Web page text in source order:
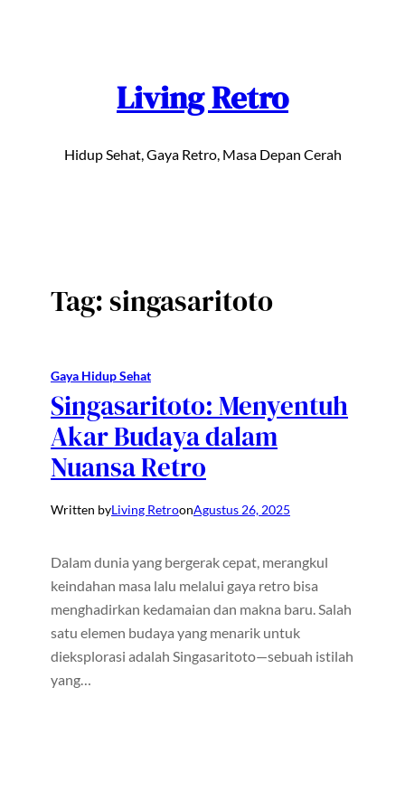
Living Retro
Hidup Sehat, Gaya Retro, Masa Depan Cerah
Tag: singasaritoto
Gaya Hidup Sehat
Singasaritoto: Menyentuh
Akar Budaya dalam
Nuansa Retro
Written byLiving RetroonAgustus 26, 2025
Dalam dunia yang bergerak cepat, merangkul
keindahan masa lalu melalui gaya retro bisa
menghadirkan kedamaian dan makna baru. Salah
satu elemen budaya yang menarik untuk
dieksplorasi adalah Singasaritoto—sebuah istilah
yang…